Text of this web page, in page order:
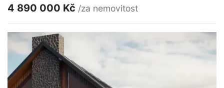
4 890 000 Kč /za nemovitost